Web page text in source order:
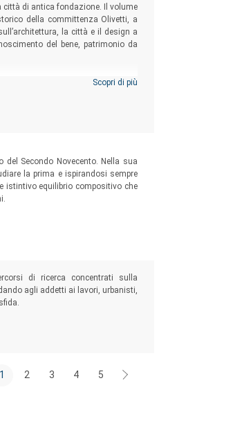
città di antica fondazione. Il volume
della committenza Olivetti, a
la città e il design a
del bene, patrimonio da
Scopri di più
del Secondo Novecento. Nella sua
la prima e ispirandosi sempre
istintivo equilibrio compositivo che
di ricerca concentrati sulla
agli addetti ai lavori, urbanisti,
1 2 3 4 5